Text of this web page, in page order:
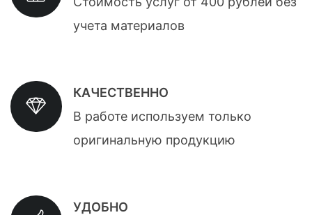
учета материалов
КАЧЕСТВЕННО
В работе используем только
оригинальную продукцию
УДОБНО